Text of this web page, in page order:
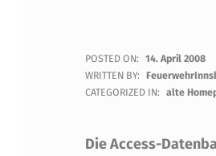
F
L
O
POSTED ON: 14. April 2008
WRITTEN BY:
CATEGORIZED IN: alte
Die Access-